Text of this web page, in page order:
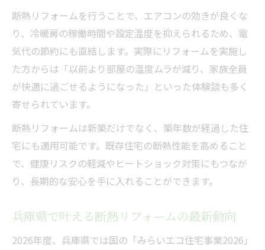
エアコン効率と断熱リフォームの深い関係
二重窓・外窓交換による断熱効果の向上
光熱費削減に役立つ兵庫県補助金の活用法
兵庫県の断熱リフォーム補助金活用ポイン
ト
光熱費削減を実現する断熱リフォーム戦略
兵庫県リフォーム補助金一覧2026年版の活
用
断熱リフォームと補助金併用の最適プラン
今注目の断熱リフォーム計画と申請スケジュー
ル
断熱リフォームを行うことで、エアコンの効きが良くな
り、冷暖房の稼働時間や設定温度を抑えられるため、電
気代の節約にも直結します。実際にリフォームを実施し
た方からは「以前より部屋の温度ムラが減り、家族全員
が快適に過ごせるようになった」といった体験談も多く
寄せられています。
断熱リフォームは新築だけでなく、築年数が経過した住
宅にも適用可能です。既存住宅の断熱性能を高めること
で、健康リスクの軽減やヒートショック対策にもつなが
り、長期的な安心を手に入れることができます。
兵庫県で叶える断熱リフォームの最新動向
2026年度、兵庫県では国の「みらいエコ住宅事業2026」